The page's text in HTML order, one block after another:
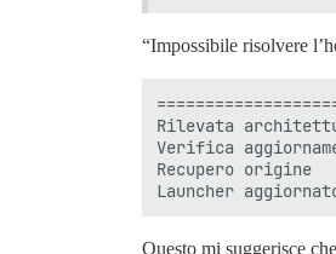
“Impossibile risolvere
Rilevata
Verifica
Recupero origine
Questo mi suggerisce